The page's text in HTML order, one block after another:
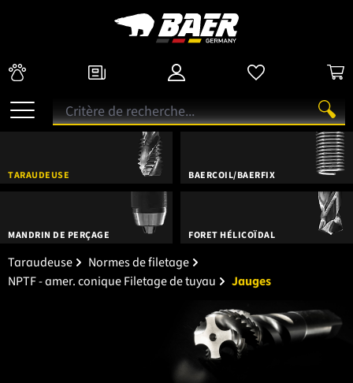
TARAUDEUSE BAERCOIL/BAERFIX
MANDRIN DE PERÇAGE FORET HÉLICOÏDAL
Taraudeuse
Normes de filetage
NPTF - amer. conique Filetage de tuyau
Jauges